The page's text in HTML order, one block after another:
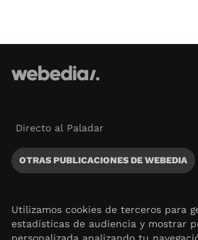
Directo al Paladar
OTRAS PUBLICACIONES DE WEBEDIA
Utilizamos cookies de terceros para
estadísticas de audiencia y mostrar